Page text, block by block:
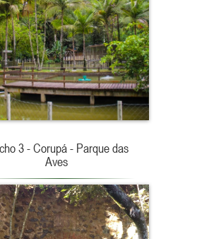
3 - Corupá - Parque das
Aves